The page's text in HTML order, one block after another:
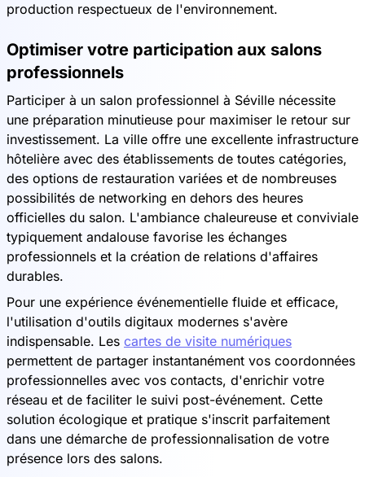
production respectueux de l'environnement.
Optimiser votre participation aux salons
professionnels
Participer à un salon professionnel à Séville nécessite
une préparation minutieuse pour maximiser le retour sur
investissement. La ville offre une excellente infrastructure
hôtelière avec des établissements de toutes catégories,
des options de restauration variées et de nombreuses
possibilités de networking en dehors des heures
officielles du salon. L'ambiance chaleureuse et conviviale
typiquement andalouse favorise les échanges
professionnels et la création de relations d'affaires
durables.
Pour une expérience événementielle fluide et efficace,
l'utilisation d'outils digitaux modernes s'avère
indispensable. Les cartes de visite numériques
permettent de partager instantanément vos coordonnées
professionnelles avec vos contacts, d'enrichir votre
réseau et de faciliter le suivi post-événement. Cette
solution écologique et pratique s'inscrit parfaitement
dans une démarche de professionnalisation de votre
présence lors des salons.